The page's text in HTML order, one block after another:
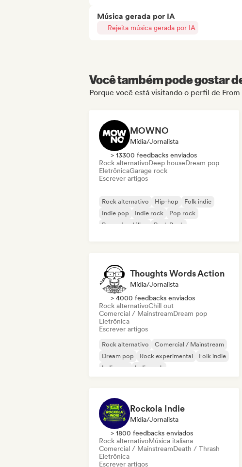
Música gerada por IA
Rejeita música gerada por IA
Você também pode gostar
Porque você está visitando o perfil de
MOWNO
Mídia/Jornalista
> 13300 feedbacks enviados
Rock alternativoDeep houseDream pop
EletrônicaGarage rock
Escrever artigos
Rock alternativo Hip-hop
Folk indie
Indie pop
Indie rock
Pop rock
Pop psicodélico
Punk Rock
Thoughts Words Action
Mídia/Jornalista
> 4000 feedbacks enviados
Rock alternativoChill out
Comercial / MainstreamDream pop
Eletrônica
Escrever artigos
Rock alternativo
Comercial / Mainstream
Dream pop
Rock experimental
Folk indie
Indie pop
Indie rock
Rockola Indie
Mídia/Jornalista
> 1800 feedbacks enviados
Rock alternativoMúsica italiana
Comercial / MainstreamDeath / Thrash
Eletrônica
Escrever artigos